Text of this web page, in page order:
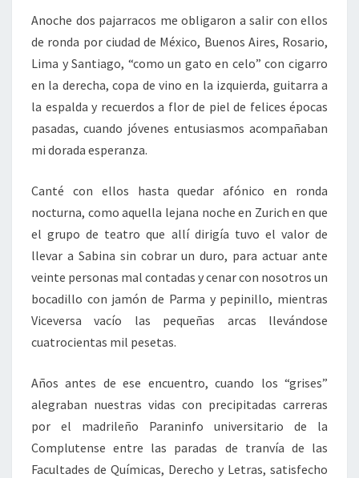
Anoche dos pajarracos me obligaron a salir con ellos
de ronda por ciudad de México, Buenos Aires, Rosario,
Lima y Santiago, “como un gato en celo” con cigarro
en la derecha, copa de vino en la izquierda, guitarra a
la espalda y recuerdos a flor de piel de felices épocas
pasadas, cuando jóvenes entusiasmos acompañaban
mi dorada esperanza.
Canté con ellos hasta quedar afónico en ronda
nocturna, como aquella lejana noche en Zurich en que
el grupo de teatro que allí dirigía tuvo el valor de
llevar a Sabina sin cobrar un duro, para actuar ante
veinte personas mal contadas y cenar con nosotros un
bocadillo con jamón de Parma y pepinillo, mientras
Viceversa vacío las pequeñas arcas llevándose
cuatrocientas mil pesetas.
Años antes de ese encuentro, cuando los “grises”
alegraban nuestras vidas con precipitadas carreras
por el madrileño Paraninfo universitario de la
Complutense entre las paradas de tranvía de las
Facultades de Químicas, Derecho y Letras, satisfecho